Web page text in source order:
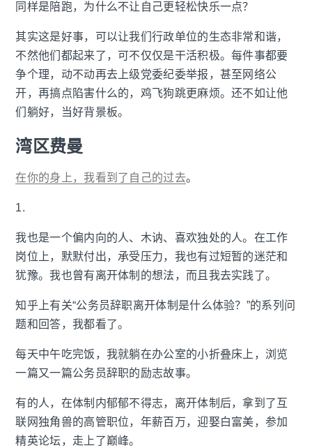
同样是陪跑，为什么不让自己更轻松快乐一点？
其实这是好事，可以让我们行政单位的生态非常和谐，
不然他们都起来了，可不仅仅是干活积极。每件事都要
争个理，动不动再去上级党委纪委举报，甚至网络公
开，再搞点陷害什么的，鸡飞狗跳更麻烦。还不如让他
们躺好，当好背景板。
湾区费曼
在你的身上，我看到了自己的过去。
1.
我也是一个偏内向的人、木讷、喜欢独处的人。在工作
岗位上，默默付出，承受压力，我也有过短暂的迷茫和
犹豫。我也曾有离开体制的想法，而且我去实践了。
知乎上有关“公务员辞职离开体制是什么体验？”的系列问
题和回答，我都看了。
每天中午吃完饭，我就躺在办公室的小折叠床上，浏览
一篇又一篇公务员辞职的励志故事。
有的人，在体制内郁郁不得志，离开体制后，拿到了互
联网独角兽的高管职位，年薪百万，迎娶白富美，参加
精英论坛，走上了巅峰。